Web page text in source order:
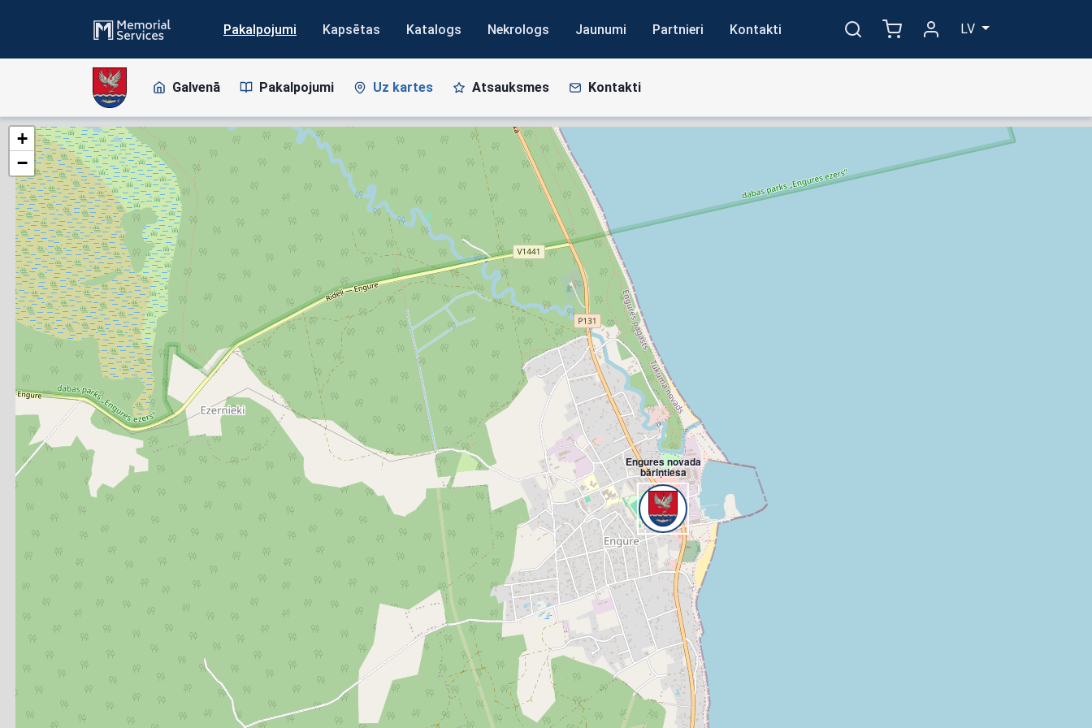
Pakalpojumi Kapsētas Katalogs Nekrologs Jaunumi Partnieri Kontakti LV
Galvenā Pakalpojumi Uz kartes Atsauksmes Kontakti
Engures novada
bāriņtiesa
+
−